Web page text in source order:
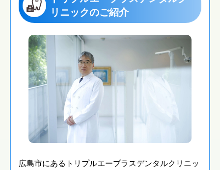
リニックのご紹介
広島市にあるトリプルエープラスデンタルクリニッ